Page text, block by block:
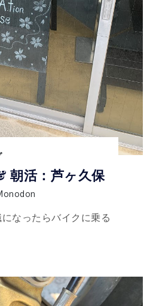
朝活：芦ヶ久保
なったらバイクに乗る